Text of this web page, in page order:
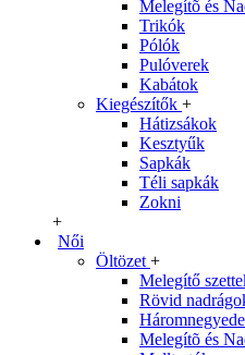
Melegítõ és
Trikók
Pólók
Pulóverek
Kabátok
Kiegészítők +
Hátizsákok
Kesztyűk
Sapkák
Téli sapkák
Zokni
+
Női
Öltözet +
Melegítő
Rövid
Melegítõ és